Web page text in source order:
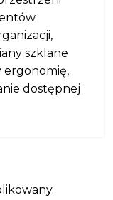
szklane
ergonomię,
dostępnej